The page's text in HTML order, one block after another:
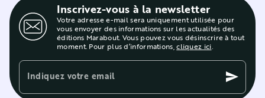
Inscrivez-vous à la newsletter
Votre adresse e-mail sera uniquement utilisée pour
vous envoyer des informations sur les actualités des
éditions Marabout. Vous pouvez vous désinscrire à tout
moment. Pour plus d’informations,cliquez ici.
Indiquez votre email send